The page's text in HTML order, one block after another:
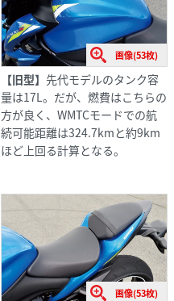
画像(53枚)
【旧型】 先代モデルのタンク容
量は17L。だが、燃費はこちらの
方が良く、WMTCモードでの航
続可能距離は324.7kmと約9km
ほど上回る計算となる。
画像(53枚)